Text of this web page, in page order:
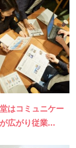
はコミュニケー
広がり従業...